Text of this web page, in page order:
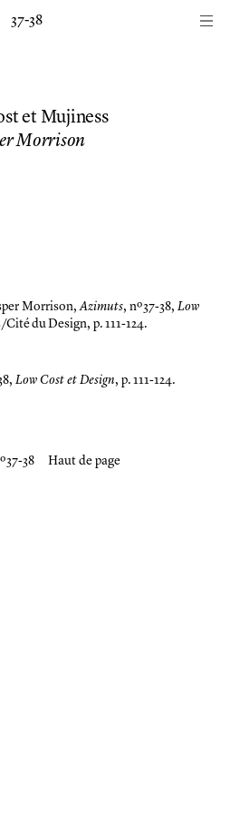
37-38
et Mujiness
Morrison
Morrison,Azimuts, nº 37-38, Low
/Cité du Design, p. 111-124.
Low Cost et Design, p. 111-124.
37-38 Haut de page